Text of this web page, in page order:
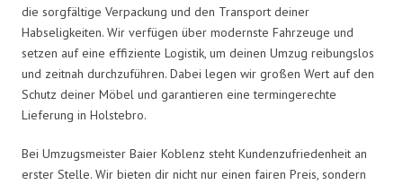
die sorgfältige Verpackung und den Transport deiner
Habseligkeiten. Wir verfügen über modernste Fahrzeuge und
setzen auf eine effiziente Logistik, um deinen Umzug reibungslos
und zeitnah durchzuführen. Dabei legen wir großen Wert auf den
Schutz deiner Möbel und garantieren eine termingerechte
Lieferung in Holstebro.
Bei Umzugsmeister Baier Koblenz steht Kundenzufriedenheit an
erster Stelle. Wir bieten dir nicht nur einen fairen Preis, sondern